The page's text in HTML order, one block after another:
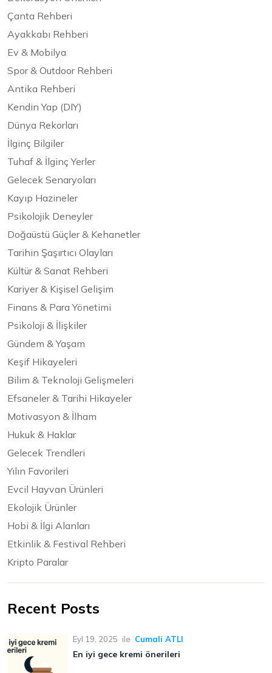
Çanta Rehberi
Ayakkabı Rehberi
Ev & Mobilya
Spor & Outdoor Rehberi
Antika Rehberi
Kendin Yap (DIY)
Dünya Rekorları
İlginç Bilgiler
Tuhaf & İlginç Yerler
Gelecek Senaryoları
Kayıp Hazineler
Psikolojik Deneyler
Doğaüstü Güçler & Kehanetler
Tarihin Şaşırtıcı Olayları
Kültür & Sanat Rehberi
Kariyer & Kişisel Gelişim
Finans & Para Yönetimi
Psikoloji & İlişkiler
Gündem & Yaşam
Keşif Hikayeleri
Bilim & Teknoloji Gelişmeleri
Efsaneler & Tarihi Hikayeler
Motivasyon & İlham
Hukuk & Haklar
Gelecek Trendleri
Yılın Favorileri
Evcil Hayvan Ürünleri
Ekolojik Ürünler
Hobi & İlgi Alanları
Etkinlik & Festival Rehberi
Kripto Paralar
Recent Posts
Eyl 19, 2025 ile Cumali ATLI
En iyi gece kremi önerileri